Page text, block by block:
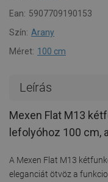
Ean: 5907709190153
Szín: Arany
Méret: 100 cm
Leírás
Mexen Flat M13
lefolyóhoz 100 cm,
A Mexen Flat M13
eleganciát ötvöz a